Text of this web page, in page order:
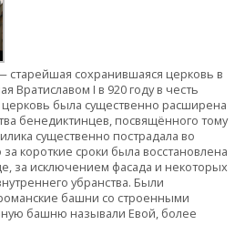
старейшая сохранившаяся церковь в
Вратиславом I в 920 году в честь
церковь была существенно расширена
бенедиктинцев, посвящённого тому
существенно пострадала во
короткие сроки была восстановлена
за исключением фасада и некоторых
убранства. Были
башни со строенными
башню называли Евой, более